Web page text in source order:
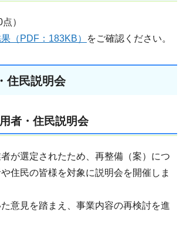
）
（PDF：183KB） をご確認ください。
住民説明会
者・住民説明会
が選定されたため、再整備（案）につ
住民の皆様を対象に説明会を開催しま
意見を踏まえ、事業内容の再検討を進